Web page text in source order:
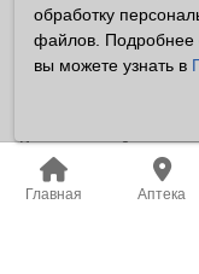
Главная Аптека
Информация,
справочный
посетителями сайта
Владелец сайта
копирование и
настоящем сайте
обработку
файлов. Подробнее
вы можете узнать в